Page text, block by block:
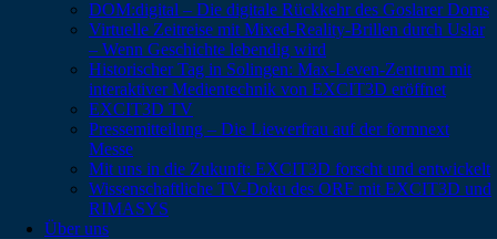
DOM:digital – Die digitale Rückkehr des Goslarer Doms
Virtuelle Zeitreise mit Mixed-Reality-Brillen durch Uslar
– Wenn Geschichte lebendig wird
Historischer Tag in Solingen: Max-Leven-Zentrum mit
interaktiver Medientechnik von EXCIT3D eröffnet
EXCIT3D TV
Pressemitteilung – Die Liewerfrau auf der formnext
Messe
Mit uns in die Zukunft: EXCIT3D forscht und entwickelt
Wissenschaftliche TV-Doku des ORF mit EXCIT3D und
RIMASYS
Über uns